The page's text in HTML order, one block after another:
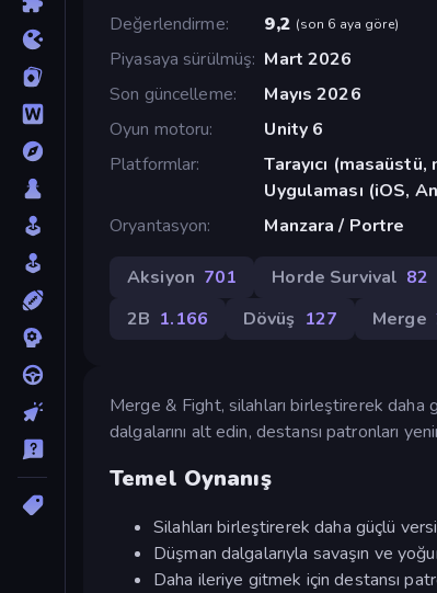
Değerlendirme
9,2 (son 6 aya göre)
Piyasaya sürülmüş Mart 2026
Son güncelleme
Mayıs 2026
Oyun motoru
Unity 6
Platformlar
Tarayıcı
Uygulaması (iOS,
Oryantasyon
Manzara / Portre
Aksiyon 701 Horde Survival 82
2B 1.166 Dövüş 127 Merge
Merge & Fight, silahları birleştirerek daha
dalgalarını alt edin, destansı patronları
Temel Oynanış
Silahları birleştirerek daha güçlü
Düşman dalgalarıyla savaşın ve
Daha ileriye gitmek için destansı